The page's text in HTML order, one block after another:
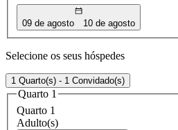
09 de agosto 10 de agosto
Selecione os seus hóspedes
1 Quarto(s) - 1 Convidado(s)
Quarto 1
Quarto 1
Adulto(s)